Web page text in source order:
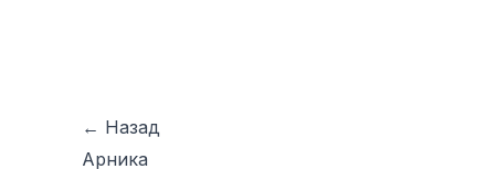
Post
navigation
← Назад
Арника